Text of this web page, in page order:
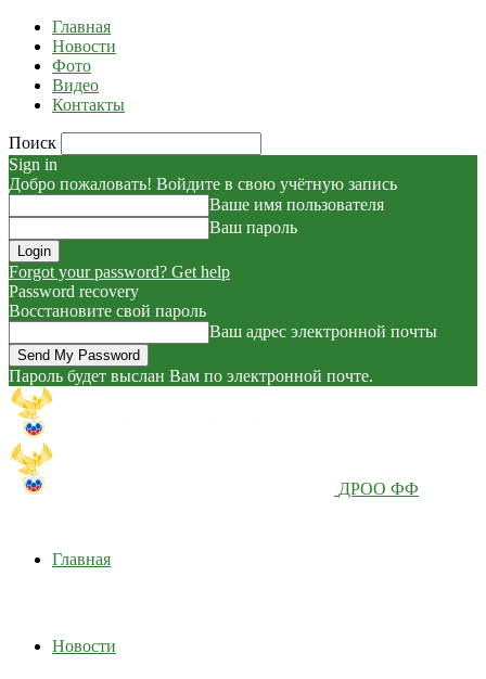
Главная
Новости
Фото
Видео
Контакты
Поиск
Sign in
Добро пожаловать! Войдите в свою учётную запись
Ваше имя пользователя
Ваш пароль
Forgot your password? Get help
Password recovery
Восстановите свой пароль
Ваш адрес электронной почты
Пароль будет выслан Вам по электронной почте.
ДРОО ФФ
Главная
Новости